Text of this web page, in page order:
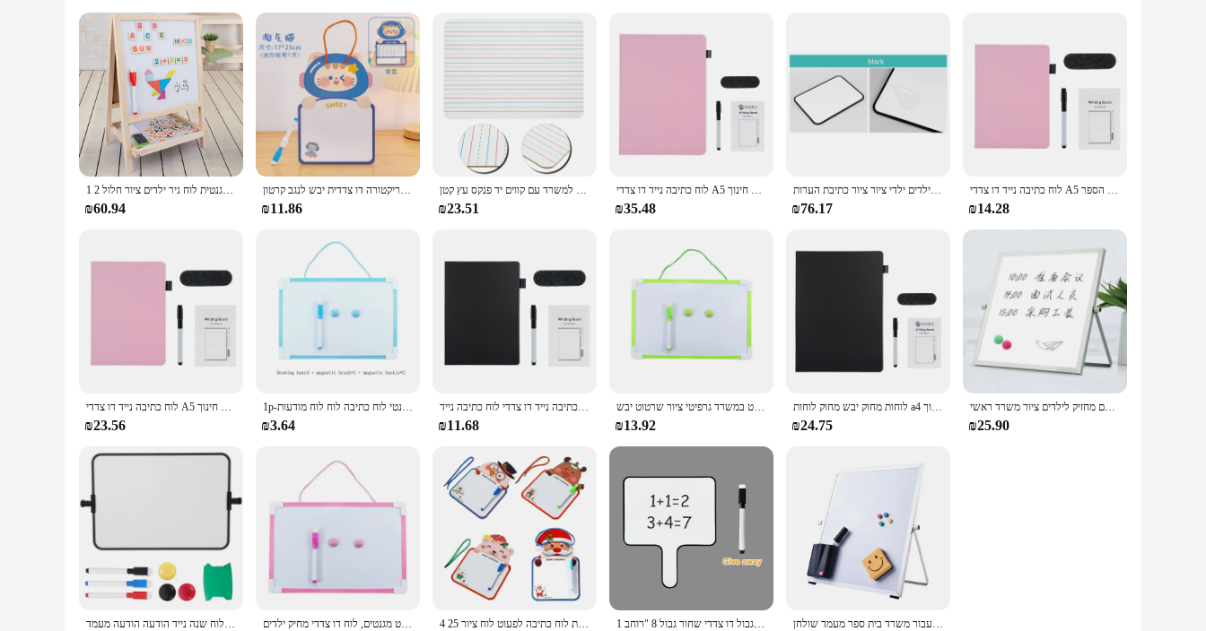
קיפול כפול דו-צדדי כתיבה מגנטית לוח גיר ילדים ציור חלול 2 1
₪60.94
עם עט קריקטורה ילדים לוח קרטון דו צדדי קריקטורה דו צדדית יבש לנגב קרטון
₪11.86
ניקוי יבש שלט לבן להעיף דו צדדי להעיף (גבול שחור) כתיבה מגנטית למשרד עם קווים יד פנקס עץ קטן
₪23.51
לוח כתיבה נייד דו צדדי A5 לוח כתיבה נייד לוח כתיבה נייד עם סמן & קצף מחק עבור תלמידים בבית הספר חינוך
₪35.48
לבן לוח לנגב חיק לוח כפול צדדי מחיק מגנטי לילדים ילדי ציור ציור כתיבת הערות
₪76.17
לוח כתיבה נייד דו צדדי A5 לוח כתיבה נייד לוח כתיבה נייד לוח עם סמן & קצף מחקה עבור תלמידים בבית הספר
₪14.28
לוח כתיבה נייד דו צדדי A5 לוח כתיבה נייד לוח כתיבה נייד עם סמן & קצף מחק עבור תלמידים בבית הספר חינוך
₪23.56
1p-תלוי מגנטי דו-צדדי קטן מגנטי לוח כתיבה לוח לוח מודעות
₪3.64
לוח כתיבה נייד דו צדדי לוח כתיבה נייד a5 לוח כתיבה נייד לוח עם סמן/מקצף עבור סטודנטים במשרד בית הספר
₪11.68
לוח לבן דו צדדי מגנטי לכתיבת שרטוט במשרד גרפיטי ציור שרטוט יבש
₪13.92
לוחות מחוק יבש מחוק לוחות a4 לוח כתיבה נייד לוח עם סמן & קצף מחק עבור תלמידים בבית הספר חינוך
₪24.75
לוח לבן קטן גמיש לוח לבן מגנטי דו צדדי ניקוי על שולחן עם מחזיק לילדים ציור משרד ראשי
₪25.90
קטן דו צדדי מגנטי לוח יבש למחוק למחוק לוח שנה נייד הודעה הודעה מעמד eel כתיבה לוח שחור לוח לבן מגנטי עם סמן ומגנטים סט מגנטים, לוח דו צדדי מחיק ילדים 4 חתיכות לוח דו צדדי לוח מזכרות בנושא חג המולד לוח מטלות לוח כתיבה לפעוט לוח ציור 25x17 ס"מ יבש למחוק תשובה מהירה לוח לבן כף יד עם ידית לבן גבול דו צדדי שחור גבול 8 "רוחב 1 pcs לוח מגנטי כתיבת לוח כפול צד עם עט מחק מגנטי חלקיקים עבור משרד בית ספר מעמד שולחן